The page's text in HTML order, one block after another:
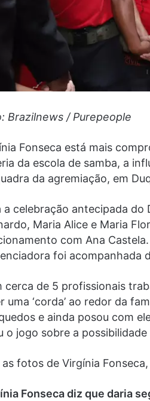
Brazilnews / Purepeople
Fonseca está mais
da escola de samba, a
da agremiação, em
a celebração antecipada
Maria Alice e Maria
com Ana
foi acompanhada
cerca de 5 profissionais
uma ‘corda’ ao redor da
e ainda posou com
o jogo sobre a
as fotos de Virgínia
Fonseca diz que daria